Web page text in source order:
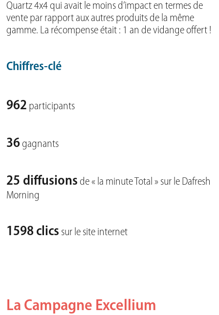
Quartz 4x4 qui avait le moins d’impact en termes de
vente par rapport aux autres produits de la même
gamme. La récompense était : 1 an de vidange offert !
Chiffres-clé
962 participants
36gagnants
25 diffusions de « la minute Total » sur le Dafresh
Morning
1598 clics sur le site internet
La Campagne Excellium